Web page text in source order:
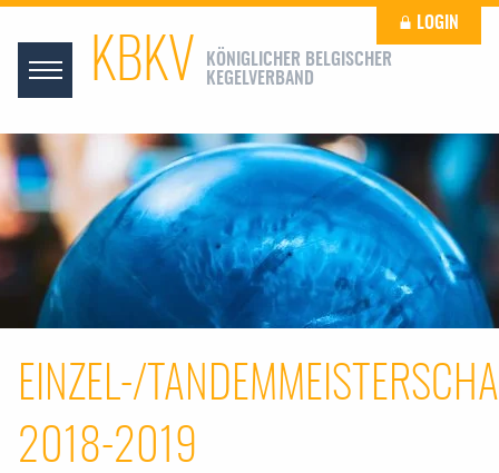
KBKV
KÖNIGLICHER BELGISCHER
KEGELVERBAND
LOGIN
EINZEL-/
2018-2019